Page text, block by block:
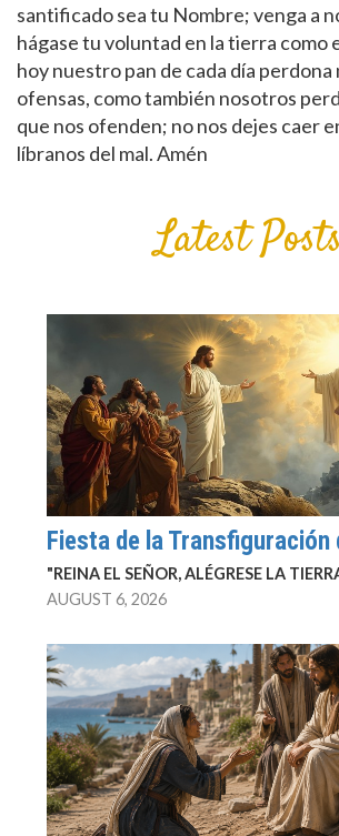
santificado sea tu Nombre; venga a
hágase tu voluntad en la tierra como
hoy nuestro pan de cada día perdona
ofensas, como también nosotros
que nos ofenden; no nos dejes caer
líbranos del mal. Amén
Latest Posts
Fiesta de la Transfiguración
"REINA EL SEÑOR, ALÉGRESE LA
AUGUST 6, 2026